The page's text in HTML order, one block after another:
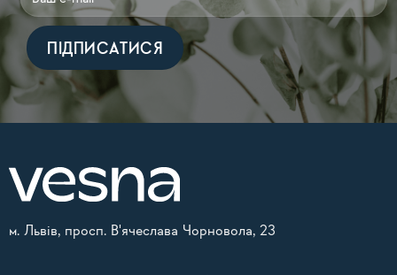
Alternative:
м. Львів, просп. В'ячеслава Чорновола, 23